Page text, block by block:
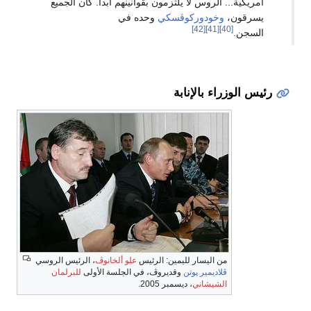
أمريكية... الروس لا يلتزمون بقوانينهم أبداً. كان الجميع
يسرقون، وخودوركوڤسكي وحده في
السجن.[40]
[41]
[42]
رئيس الوزراء بالإنابة
من اليسار لليمين: الرئيس علو ألخانوڤ، الرئيس الروسي
ڤلاديمير پوتن وقديروڤ، في الجلسة الأولى للبرلمان
الشيشاني، ديسمبر 2005.